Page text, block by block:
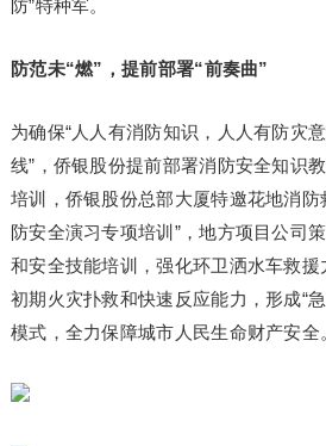
防”特种军。
防范未“燃”，提前部署“前奏曲”
为确保“人人有消防知识，人人有防灾
线”，侨银股份提前部署消防安全知识
培训，侨银股份总部大厦特邀花地消防
防安全演习专项培训”，地方项目公司
和安全技能培训，强化环卫洒水车救
初期火灾扑救和快速反应能力，形成“
模式，全力保障城市人民生命财产安全